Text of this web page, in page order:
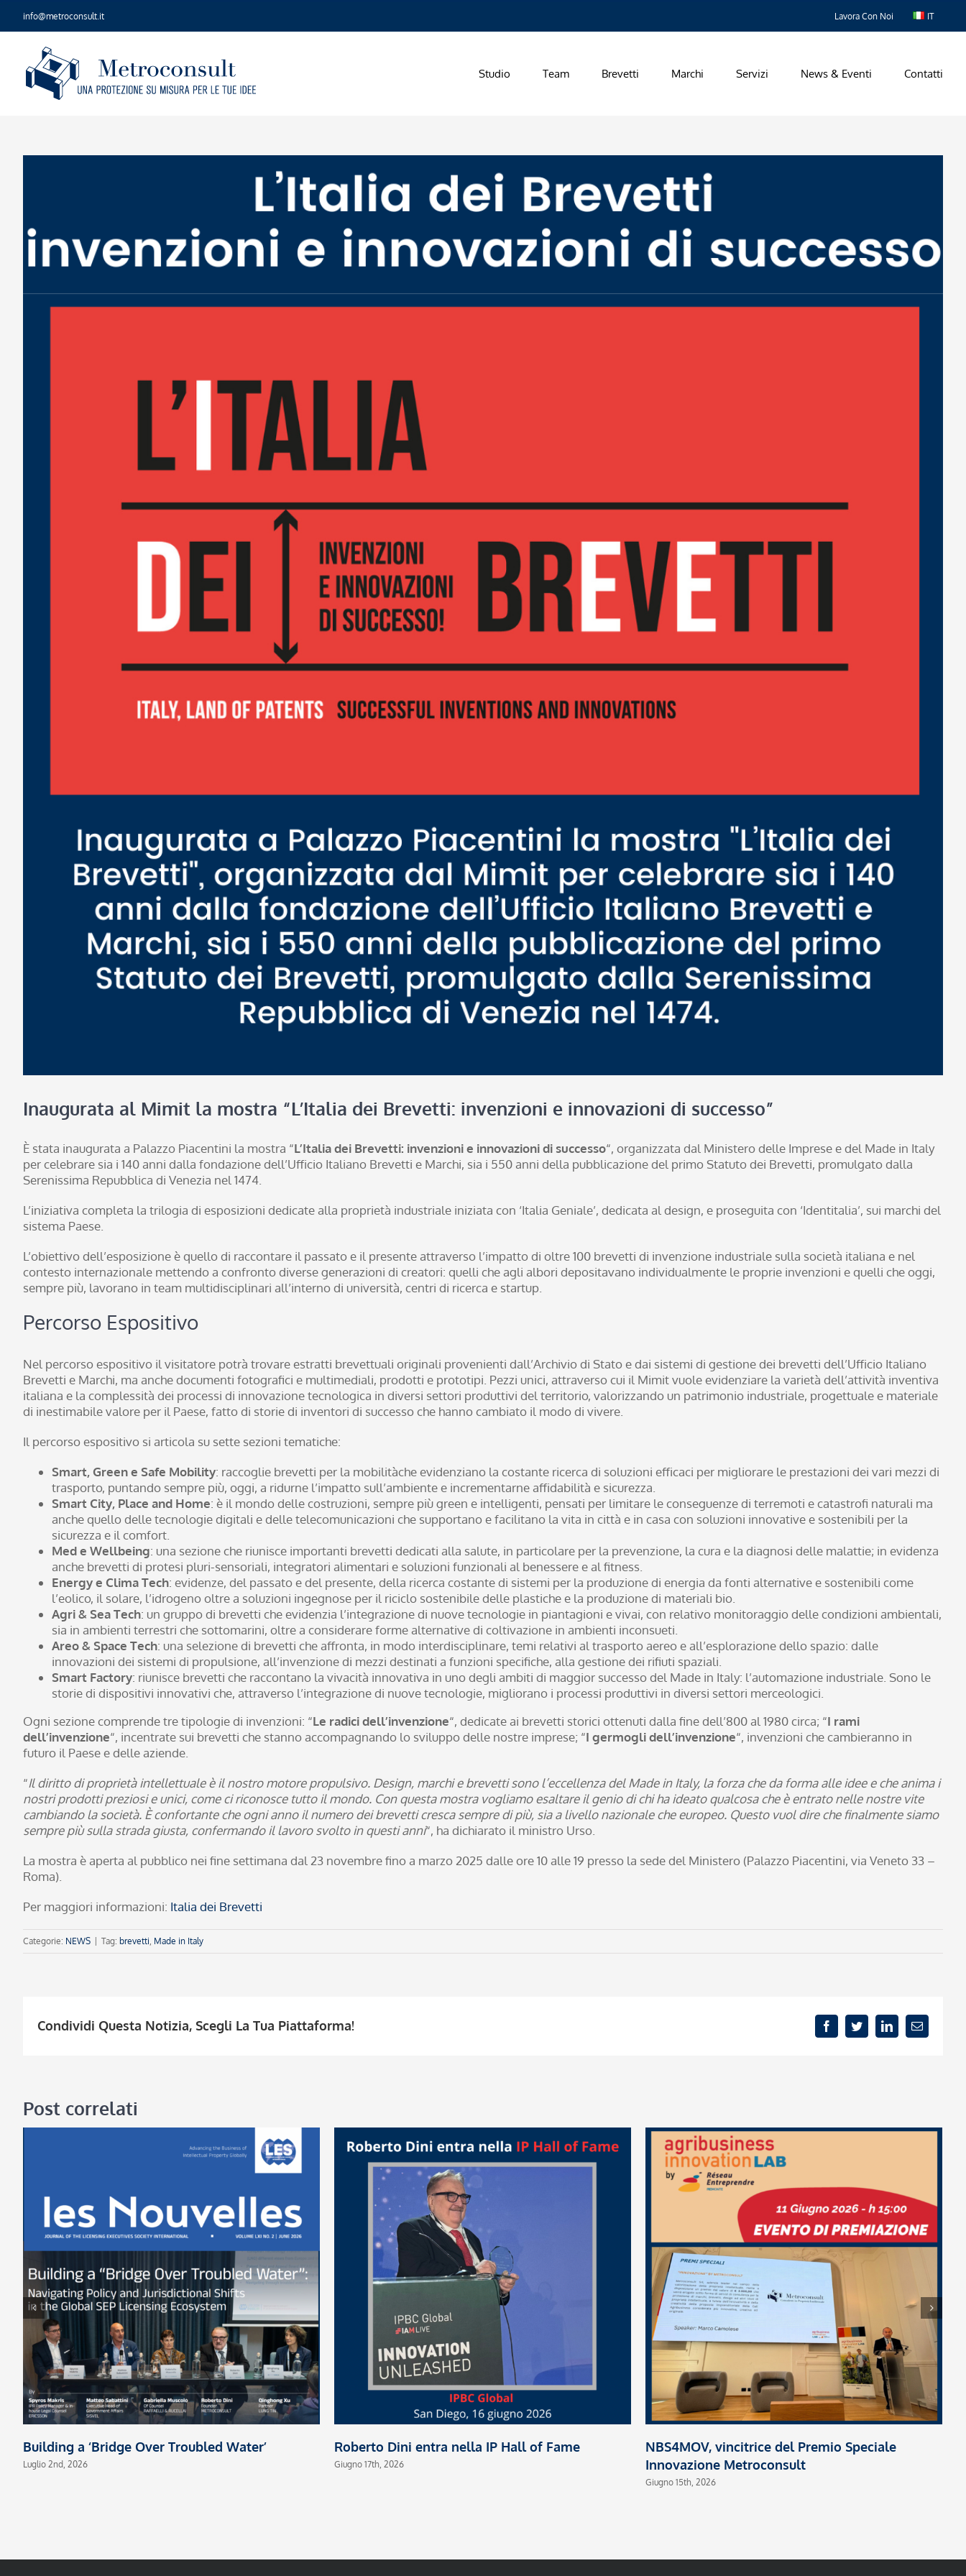
info@metroconsult.it Lavora Con Noi IT
Studio Team Brevetti Marchi Servizi News & Eventi Contatti
Inaugurata al Mimit la mostra “L’Italia dei Brevetti: invenzioni e innovazioni di successo”
È stata inaugurata a Palazzo Piacentini la mostra “L’Italia dei Brevetti: invenzioni e innovazioni di successo“, organizzata dal Ministero delle Imprese e del Made in Italy
per celebrare sia i 140 anni dalla fondazione dell’Ufficio Italiano Brevetti e Marchi, sia i 550 anni della pubblicazione del primo Statuto dei Brevetti, promulgato dalla
Serenissima Repubblica di Venezia nel 1474.
L’iniziativa completa la trilogia di esposizioni dedicate alla proprietà industriale iniziata con ‘Italia Geniale’, dedicata al design, e proseguita con ‘Identitalia’, sui marchi del
sistema Paese.
L’obiettivo dell’esposizione è quello di raccontare il passato e il presente attraverso l’impatto di oltre 100 brevetti di invenzione industriale sulla società italiana e nel
contesto internazionale mettendo a confronto diverse generazioni di creatori: quelli che agli albori depositavano individualmente le proprie invenzioni e quelli che oggi,
sempre più, lavorano in team multidisciplinari all’interno di università, centri di ricerca e startup.
Percorso Espositivo
Nel percorso espositivo il visitatore potrà trovare estratti brevettuali originali provenienti dall’Archivio di Stato e dai sistemi di gestione dei brevetti dell’Ufficio Italiano
Brevetti e Marchi, ma anche documenti fotografici e multimediali, prodotti e prototipi. Pezzi unici, attraverso cui il Mimit vuole evidenziare la varietà dell’attività inventiva
italiana e la complessità dei processi di innovazione tecnologica in diversi settori produttivi del territorio, valorizzando un patrimonio industriale, progettuale e materiale
di inestimabile valore per il Paese, fatto di storie di inventori di successo che hanno cambiato il modo di vivere.
Il percorso espositivo si articola su sette sezioni tematiche:
Smart, Green e Safe Mobility: raccoglie brevetti per la mobilitàche evidenziano la costante ricerca di soluzioni efficaci per migliorare le prestazioni dei vari mezzi di
trasporto, puntando sempre più, oggi, a ridurne l’impatto sull’ambiente e incrementarne affidabilità e sicurezza.
Smart City, Place and Home: è il mondo delle costruzioni, sempre più green e intelligenti, pensati per limitare le conseguenze di terremoti e catastrofi naturali ma
anche quello delle tecnologie digitali e delle telecomunicazioni che supportano e facilitano la vita in città e in casa con soluzioni innovative e sostenibili per la
sicurezza e il comfort.
Med e Wellbeing: una sezione che riunisce importanti brevetti dedicati alla salute, in particolare per la prevenzione, la cura e la diagnosi delle malattie; in evidenza
anche brevetti di protesi pluri-sensoriali, integratori alimentari e soluzioni funzionali al benessere e al fitness.
Energy e Clima Tech: evidenze, del passato e del presente, della ricerca costante di sistemi per la produzione di energia da fonti alternative e sostenibili come
l’eolico, il solare, l’idrogeno oltre a soluzioni ingegnose per il riciclo sostenibile delle plastiche e la produzione di materiali bio.
Agri & Sea Tech: un gruppo di brevetti che evidenzia l’integrazione di nuove tecnologie in piantagioni e vivai, con relativo monitoraggio delle condizioni ambientali,
sia in ambienti terrestri che sottomarini, oltre a considerare forme alternative di coltivazione in ambienti inconsueti.
Areo & Space Tech: una selezione di brevetti che affronta, in modo interdisciplinare, temi relativi al trasporto aereo e all’esplorazione dello spazio: dalle
innovazioni dei sistemi di propulsione, all’invenzione di mezzi destinati a funzioni specifiche, alla gestione dei rifiuti spaziali.
Smart Factory: riunisce brevetti che raccontano la vivacità innovativa in uno degli ambiti di maggior successo del Made in Italy: l’automazione industriale. Sono le
storie di dispositivi innovativi che, attraverso l’integrazione di nuove tecnologie, migliorano i processi produttivi in diversi settori merceologici.
Ogni sezione comprende tre tipologie di invenzioni: “Le radici dell’invenzione“, dedicate ai brevetti storici ottenuti dalla fine dell’800 al 1980 circa; “I rami
dell’invenzione“, incentrate sui brevetti che stanno accompagnando lo sviluppo delle nostre imprese; “I germogli dell’invenzione“, invenzioni che cambieranno in
futuro il Paese e delle aziende.
“Il diritto di proprietà intellettuale è il nostro motore propulsivo. Design, marchi e brevetti sono l’eccellenza del Made in Italy, la forza che da forma alle idee e che anima i
nostri prodotti preziosi e unici, come ci riconosce tutto il mondo. Con questa mostra vogliamo esaltare il genio di chi ha ideato qualcosa che è entrato nelle nostre vite
cambiando la società. È confortante che ogni anno il numero dei brevetti cresca sempre di più, sia a livello nazionale che europeo. Questo vuol dire che finalmente siamo
sempre più sulla strada giusta, confermando il lavoro svolto in questi anni“, ha dichiarato il ministro Urso.
La mostra è aperta al pubblico nei fine settimana dal 23 novembre fino a marzo 2025 dalle ore 10 alle 19 presso la sede del Ministero (Palazzo Piacentini, via Veneto 33 –
Roma).
Per maggiori informazioni: Italia dei Brevetti
Categorie: NEWS Tag: brevetti Made in Italy
Condividi Questa Notizia, Scegli La Tua Piattaforma! FacebookTwitterLinkedInEmail
Post correlati
Building a ‘Bridge Over Troubled Water’
Luglio 2nd, 2026
Roberto Dini entra nella IP Hall of Fame
Giugno 17th, 2026
NBS4MOV, vincitrice del Premio Speciale
Innovazione Metroconsult
Giugno 15th, 2026